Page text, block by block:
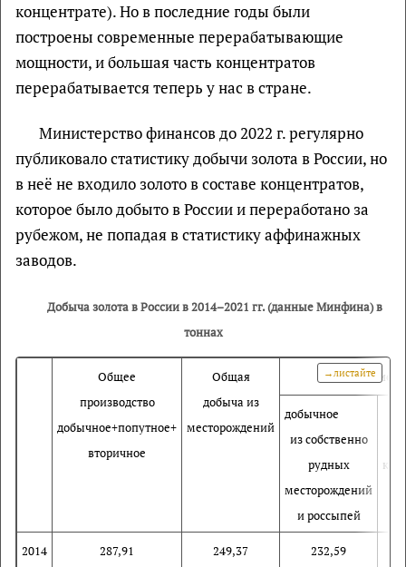
концентрате). Но в последние годы были
построены современные перерабатывающие
мощности, и большая часть концентратов
перерабатывается теперь у нас в стране.
Министерство финансов до 2022 г. регулярно
публиковало статистику добычи золота в России, но
в неё не входило золото в составе концентратов,
которое было добыто в России и переработано за
рубежом, не попадая в статистику аффинажных
заводов.
Добыча золота в России в 2014–2021 гг. (данные Минфина) в
тоннах
Общее
производство
добычное+попутное+
вторичное
Общая
добыча из
месторождений
в том числе
добычное
из собственно
рудных
месторождений
и россыпей
2014 287,91 249,37 232,59